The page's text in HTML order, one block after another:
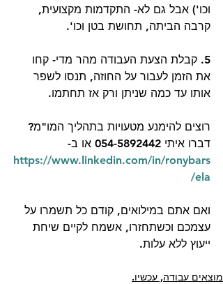
וכו') אבל גם לא- התקדמות מקצועית,
קרבה הביתה, תחושת בטן וכו'.
5. קבלת הצעת העבודה מהר מדי- קחו
את הזמן לעבור על החוזה, תנסו לשפר
אותו עד כמה שניתן ורק אז תחתמו.
רוצים להימנע מטעויות בתהליך המו"מ?
דברו איתי 054-5892442 או ב-
https://www.linkedin.com/in/ronybars
ela/
ואם אתם במילואים, קודם כל תשמרו על
עצמכם וכשתחזרו, אשמח לקיים שיחת
ייעוץ ללא עלות.
מוצאים עבודה, עכשיו.